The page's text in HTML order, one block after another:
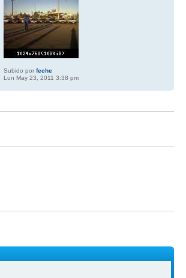
Subido por feche
Lun May 23, 2011 3:38 pm